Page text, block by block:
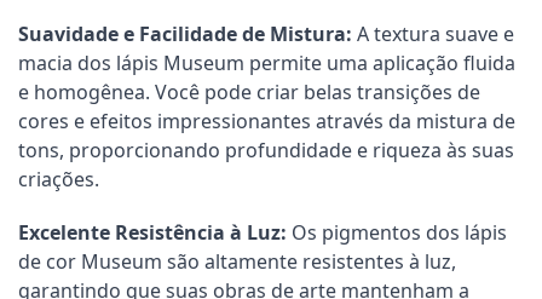
Suavidade e Facilidade de Mistura: A textura suave e
macia dos lápis Museum permite uma aplicação fluida
e homogênea. Você pode criar belas transições de
cores e efeitos impressionantes através da mistura de
tons, proporcionando profundidade e riqueza às suas
criações.
Excelente Resistência à Luz: Os pigmentos dos lápis
de cor Museum são altamente resistentes à luz,
garantindo que suas obras de arte mantenham a